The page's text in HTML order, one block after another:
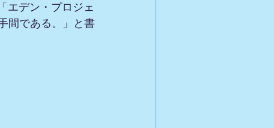
エデン・プロジェ
間である。」と書